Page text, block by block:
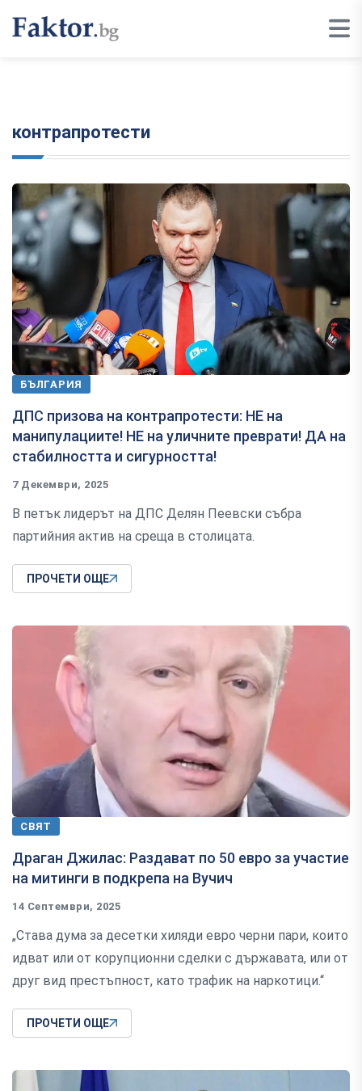
контрапротести
БЪЛГАРИЯ
ДПС призова на контрапротести: НЕ на
манипулациите! НЕ на уличните преврати! ДА на
стабилността и сигурността!
7 Декември, 2025
В петък лидерът на ДПС Делян Пеевски събра
партийния актив на среща в столицата.
ПРОЧЕТИ ОЩЕ
СВЯТ
Драган Джилас: Раздават по 50 евро за участие
на митинги в подкрепа на Вучич
14 Септември, 2025
„Става дума за десетки хиляди евро черни пари, които
идват или от корупционни сделки с държавата, или от
друг вид престъпност, като трафик на наркотици.“
ПРОЧЕТИ ОЩЕ